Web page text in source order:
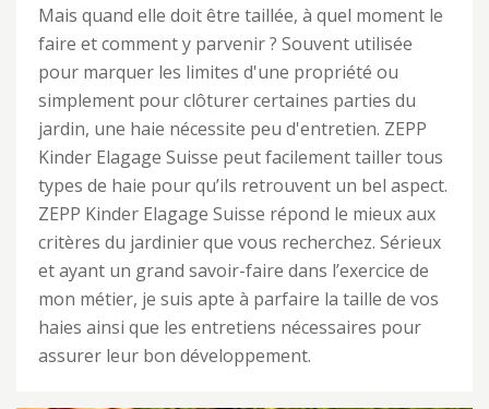
Mais quand elle doit être taillée, à quel moment le
faire et comment y parvenir ? Souvent utilisée
pour marquer les limites d'une propriété ou
simplement pour clôturer certaines parties du
jardin, une haie nécessite peu d'entretien. ZEPP
Kinder Elagage Suisse peut facilement tailler tous
types de haie pour qu’ils retrouvent un bel aspect.
ZEPP Kinder Elagage Suisse répond le mieux aux
critères du jardinier que vous recherchez. Sérieux
et ayant un grand savoir-faire dans l’exercice de
mon métier, je suis apte à parfaire la taille de vos
haies ainsi que les entretiens nécessaires pour
assurer leur bon développement.